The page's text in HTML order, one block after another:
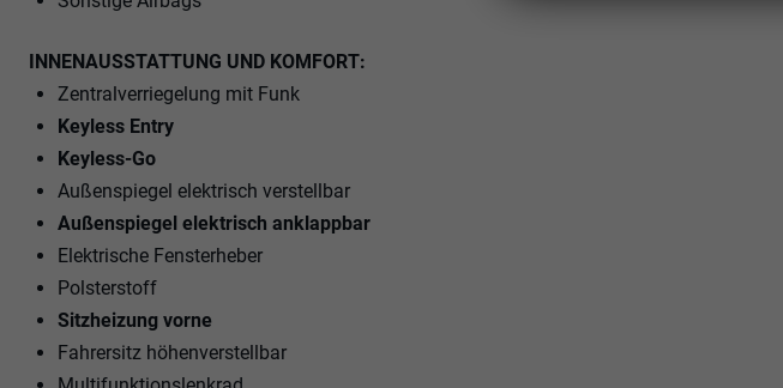
INNENAUSSTATTUNG UND KOMFORT:
Zentralverriegelung mit Funk
Keyless Entry
Keyless-Go
Außenspiegel elektrisch verstellbar
Außenspiegel elektrisch anklappbar
Elektrische Fensterheber
Polsterstoff
Sitzheizung vorne
Fahrersitz höhenverstellbar